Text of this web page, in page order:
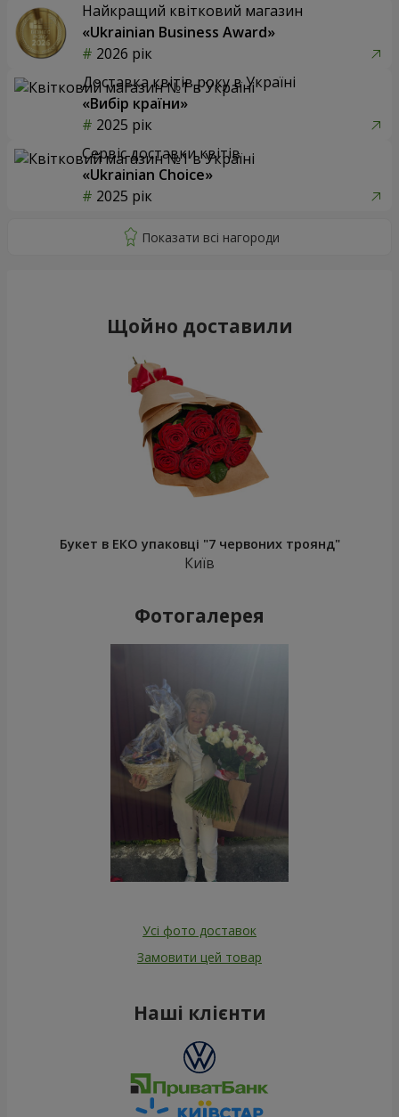
Найкращий квітковий магазин
«Ukrainian Business Award»
2026 рік
Доставка квітів року в Україні
«Вибір країни»
2025 рік
Сервіс доставки квітів
«Ukrainian Choice»
2025 рік
Щойно доставили
Букет в ЕКО упаковці "7 червоних троянд"
Київ
Фотогалерея
Усі фото доставок
Замовити цей товар
Наші клієнти